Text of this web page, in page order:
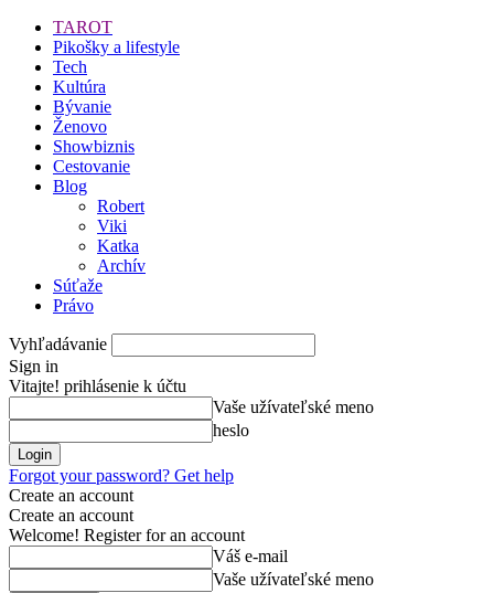
TAROT
Pikošky a lifestyle
Tech
Kultúra
Bývanie
Ženovo
Showbiznis
Cestovanie
Blog
Robert
Viki
Katka
Archív
Súťaže
Právo
Vyhľadávanie
Sign in
Vitajte! prihlásenie k účtu
Vaše užívateľské meno
heslo
Forgot your password? Get help
Create an account
Create an account
Welcome! Register for an account
Váš e-mail
Vaše užívateľské meno